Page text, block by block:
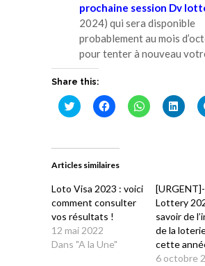
prochaine session Dv
2024) qui sera disponible
probablement au mois
pour tenter à nouveau
Share this:
Cliquez
pour
dans
nouvelle
Cliquez
pour
dans
nouvelle
Cliquez
pour pour
Articles similaires
Loto Visa 2023 : voici
comment consulter
vos résultats !
12 mai 2022
Dans "A la Une"
Lottery
savoir de
de la
cette
6 octobre